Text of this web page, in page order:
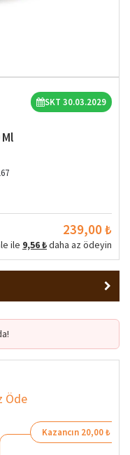
SKT 30.03.2029
239,00 ₺
ile 9,56 ₺daha az ödeyin
Öde
Kazancın 20,00 ₺